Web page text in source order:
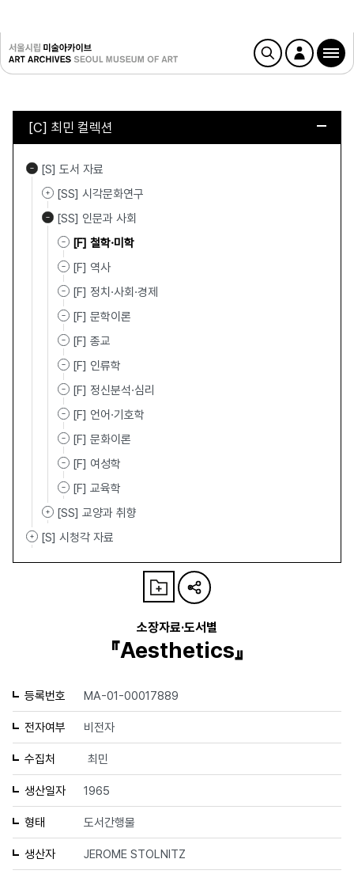
[C] 최민 컬렉션
[S] 도서 자료
[SS] 시각문화연구
[SS] 인문과 사회
[F] 철학·미학
[F] 역사
[F] 정치·사회·경제
[F] 문학이론
[F] 종교
[F] 인류학
[F] 정신분석·심리
[F] 언어·기호학
[F] 문화이론
[F] 여성학
[F] 교육학
[SS] 교양과 취향
[S] 시청각 자료
소장자료·도서별
『Aesthetics』
등록번호 MA-01-00017889
전자여부 비전자
수집처 최민
생산일자 1965
형태 도서간행물
생산자 JEROME STOLNITZ